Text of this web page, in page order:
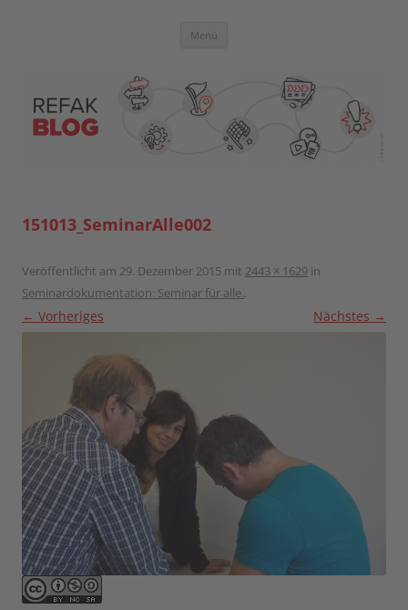
Blog der Referent:innen Akademie
Menü
151013_SeminarAlle002
Veröffentlicht am 29. Dezember 2015 mit 2443 × 1629 in
Seminardokumentation: Seminar für alle..
← Vorheriges Nächstes →